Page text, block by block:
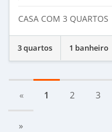
CASA COM 3 QUARTOS
3 quartos 1 banheiro
« 1 2 3
»